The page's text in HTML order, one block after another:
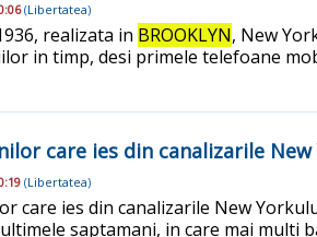
(Libertatea)
realizata in BROOKLYN, New
in timp, desi primele telefoane
care ies din canalizarile
(Libertatea)
care ies din canalizarile New
saptamani, in care mai multi